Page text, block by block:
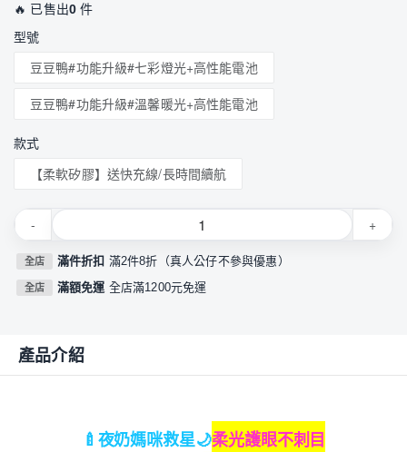
🔥 已售出0 件
型號
豆豆鴨#功能升級#七彩燈光+高性能電池
豆豆鴨#功能升級#溫馨暖光+高性能電池
款式
【柔軟矽膠】送快充線/長時間續航
- +
全店 滿件折扣 滿2件8折（真人公仔不參與優惠）
全店 滿額免運 全店滿1200元免運
產品介紹
🍼 夜奶媽咪救星🌙柔光護眼不刺目